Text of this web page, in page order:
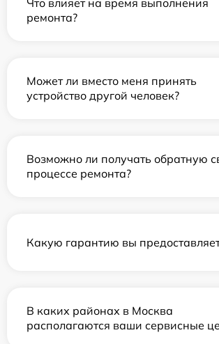
Что влияет на время выполнения
ремонта?
Может ли вместо меня принять
устройство другой человек?
Возможно ли получать обратную
процессе ремонта?
Какую гарантию вы
В каких районах в Москва
располагаются ваши сервисные